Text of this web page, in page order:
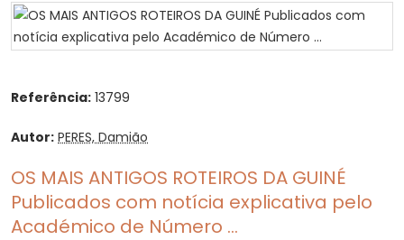
Referência: 13799
Autor: PERES, Damião
OS MAIS ANTIGOS ROTEIROS DA GUINÉ
Publicados com notícia explicativa pelo
Académico de Número ...